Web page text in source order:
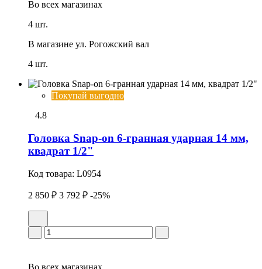
Во всех магазинах
4 шт.
В магазине ул. Рогожский вал
4 шт.
Покупай выгодно
4.8
Головка Snap-on 6-гранная удаpная 14 мм,
квадрат 1/2"
Код товара: L0954
2 850 ₽ 3 792 ₽ -25%
Во всех магазинах